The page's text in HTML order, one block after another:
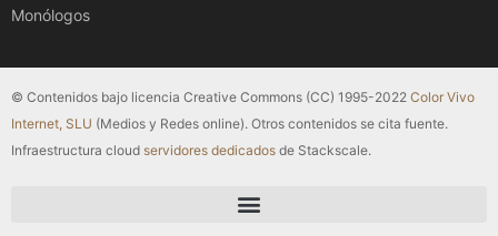
Monólogos
© Contenidos bajo licencia Creative Commons (CC) 1995-2022 Color Vivo
Internet, SLU (Medios y Redes online). Otros contenidos se cita fuente.
Infraestructura cloud servidores dedicados de Stackscale.